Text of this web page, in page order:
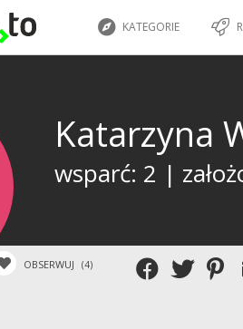
KATEGORIE
Katarzyna
wsparć: 2 |
OBSERWUJ (4)